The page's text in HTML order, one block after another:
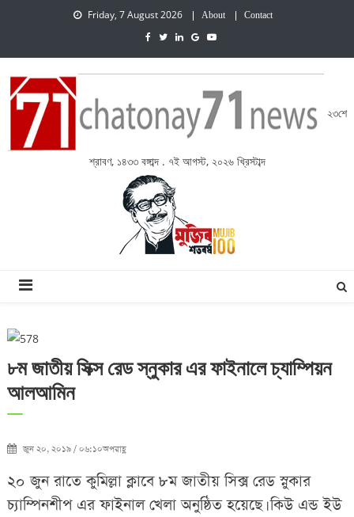
Friday, 7 August 2026 About Contact
২৩শে
শ্রাবণ, ১৪৩৩ বঙ্গাব্দ . ৭ই আগস্ট, ২০২৬ খ্রিস্টাব্দ
৮ম জাতীয় সিক্স রেড স্নুকার এর ফাইনালে চ্যাম্পিয়ন
আলআমিন
জুন ২০, ২০১৯ / ০৬:১০অপরাহ্ণ
২০ জুন রাতে কুমিল্লা ক্লাবে ৮ম জাতীয় সিক্স রেড স্নুকার
চ্যাম্পিনশীপ এর ফাইনাল খেলা অনুষ্ঠিত হয়েছে। কিউ এন্ড ইউ